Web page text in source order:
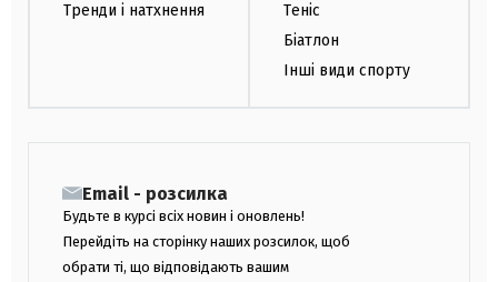
Тренди і натхнення
Теніс
Біатлон
Інші види спорту
Email - розсилка
Будьте в курсі всіх новин і оновлень!
Перейдіть на сторінку наших розсилок, щоб
обрати ті, що відповідають вашим